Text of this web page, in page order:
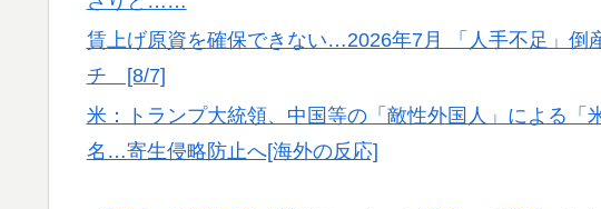
▶
海外「まるでトランプ」FIFAがW杯開催都市と結んだ約
海外「日本人がアメリカに対してとても良いことを言っ
きる！」
賃上げ原資を確保できない…2026年7月 「人手不足」倒
チ [8/7]
米：トランプ大統領、中国等の「敵性外国人」による「
名…寄生侵略防止へ[海外の反応]